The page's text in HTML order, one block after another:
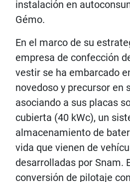
instalación en
Gémo.
En el marco de su
empresa de confección
vestir se ha embarcado
novedoso y precursor en
asociando a sus placas
cubierta (40 kWc), un
almacenamiento de
vida que vienen de
desarrolladas por Snam.
conversión de pilotaje